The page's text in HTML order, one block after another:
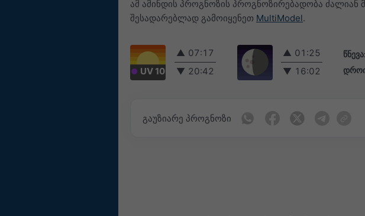
ამ ამინდის პროგნოზის პროგნოზირებადობა ძალიან
შესადარებლად გამოიყენეთ MultiModel.
UV 10
▲ 07:17
▼ 20:42
▲ 01:25
▼ 16:02
წნევა:
გაუზიარე პროგნოზი